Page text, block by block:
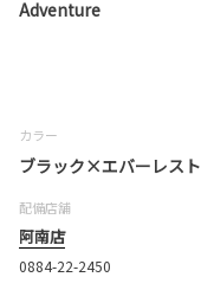
Adventure
カラー
ブラック×エバーレスト
配備店舗
阿南店
0884-22-2450